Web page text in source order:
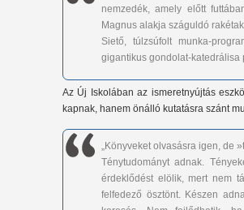
nemzedék, amely előtt
Magnus alakja száguldó
Siető, túlzsúfolt munka-
gigantikus gondolat-
Az Új Iskolában az ismeretnyújtás
kapnak, hanem önálló kutatásra szánt
„Könyveket olvasásra igen, de
Ténytudományt adnak.
érdeklődést elölik, mert nem
felfedező ösztönt. Készen